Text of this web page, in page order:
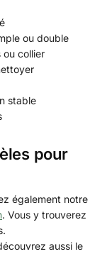
ou double
ou collier
stable
pour
également notre
. Vous y trouverez
aussi le